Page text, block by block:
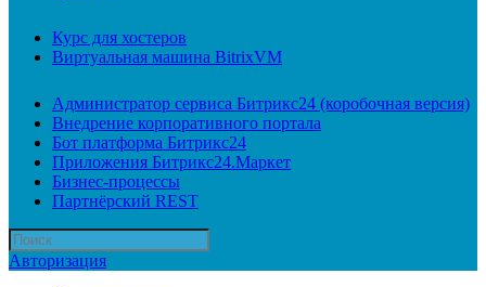
Курс для хостеров
Виртуальная машина BitrixVM
Администратор сервиса Битрикс24 (коробочная версия)
Внедрение корпоративного портала
Бот платформа Битрикс24
Приложения Битрикс24.Маркет
Бизнес-процессы
Партнёрский REST
Авторизация